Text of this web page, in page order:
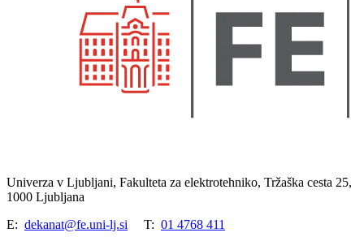
Univerza v Ljubljani, Fakulteta za elektrotehniko, Tržaška cesta 25,
1000 Ljubljana
E: dekanat@fe.uni-lj.si T: 01 4768 411